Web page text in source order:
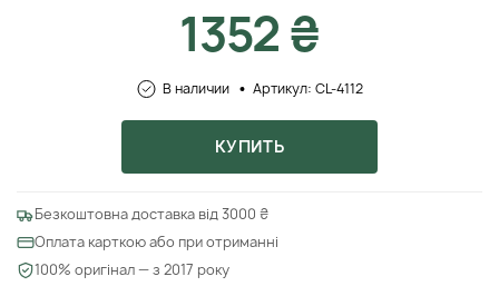
1352 ₴
В наличии Артикул: CL-4112
КУПИТЬ
Безкоштовна доставка від 3000 ₴
Оплата карткою або при отриманні
100% оригінал — з 2017 року